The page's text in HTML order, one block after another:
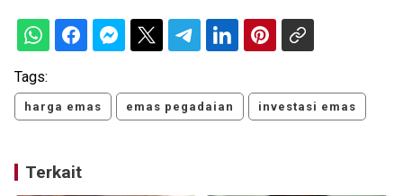
Tags:
harga emas emas pegadaian investasi emas
Terkait